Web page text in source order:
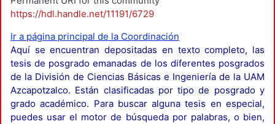
https://hdl.handle.net/11191/6729
Ir a página principal de la Coordinación
Aquí se encuentran depositadas en texto completo, las
tesis de posgrado emanadas de los diferentes posgrados
de la División de Ciencias Básicas e Ingeniería de la UAM
Azcapotzalco. Están clasificadas por tipo de posgrado y
grado académico. Para buscar alguna tesis en especial,
puedes usar el motor de búsqueda por palabras, o bien,